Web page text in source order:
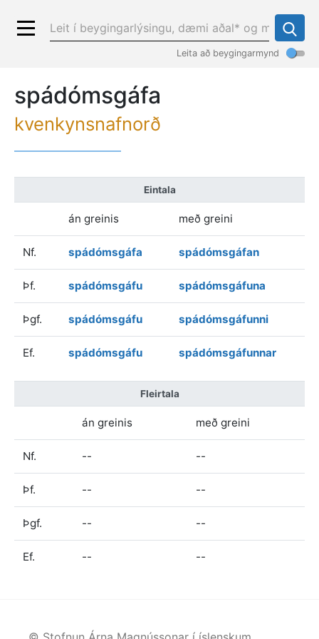
Leita að beygingarmynd
spádómsgáfa
kvenkynsnafnorð
Eintala
án greinis með greini
Nf. spádómsgáfa spádómsgáfan
Þf. spádómsgáfu spádómsgáfuna
Þgf. spádómsgáfu spádómsgáfunni
Ef. spádómsgáfu spádómsgáfunnar
Fleirtala
án greinis með greini
Nf. -- --
Þf. -- --
Þgf. -- --
Ef. -- --